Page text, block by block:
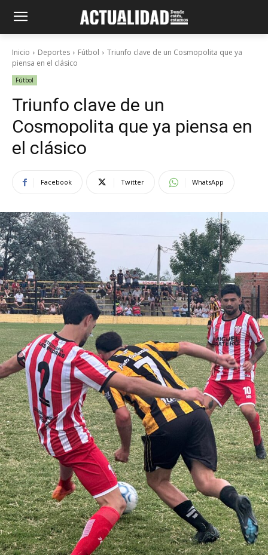
Inicio Deportes Fútbol
Triunfo clave de un Cosmopolita que ya
piensa en el clásico
Fútbol
Triunfo clave de un
Cosmopolita que ya piensa en
el clásico
Facebook Twitter WhatsApp